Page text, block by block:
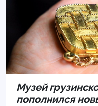
Музей
пополнился